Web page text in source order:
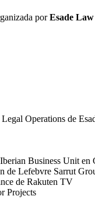
porEsade
Operations de
Business Unit en
de Lefebvre Sarrut
de Rakuten TV
Projects